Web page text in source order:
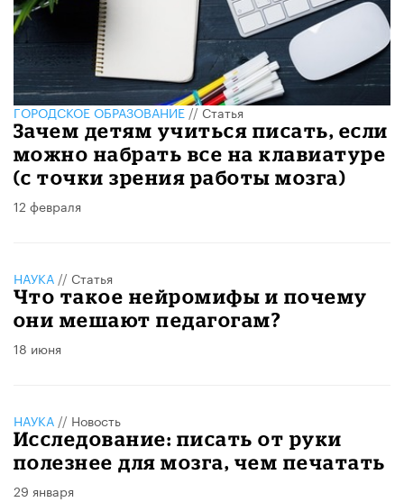
ГОРОДСКОЕ ОБРАЗОВАНИЕ//Статья
Зачем детям учиться писать, если
можно набрать все на клавиатуре
(с точки зрения работы мозга)
12 февраля
НАУКА // Статья
Что такое нейромифы и почему
они мешают педагогам?
18 июня
НАУКА // Новость
Исследование: писать от руки
полезнее для мозга, чем печатать
29 января